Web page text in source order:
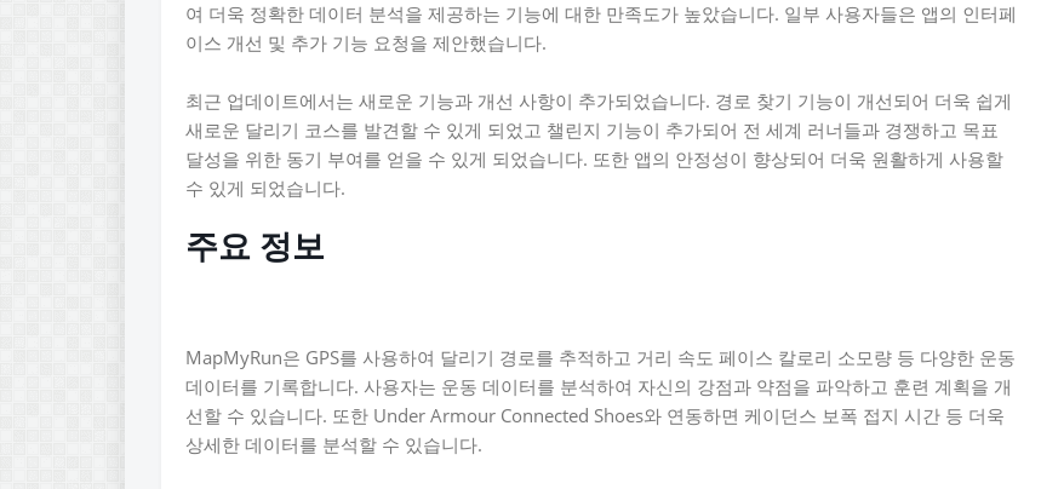
여 더욱 정확한 데이터 분석을 제공하는 기능에 대한 만족도가 높았습니다. 일부 사용자들은 앱의 인터페
이스 개선 및 추가 기능 요청을 제안했습니다.
최근 업데이트에서는 새로운 기능과 개선 사항이 추가되었습니다. 경로 찾기 기능이 개선되어 더욱 쉽게
새로운 달리기 코스를 발견할 수 있게 되었고 챌린지 기능이 추가되어 전 세계 러너들과 경쟁하고 목표
달성을 위한 동기 부여를 얻을 수 있게 되었습니다. 또한 앱의 안정성이 향상되어 더욱 원활하게 사용할
수 있게 되었습니다.
주요 정보
MapMyRun은 GPS를 사용하여 달리기 경로를 추적하고 거리 속도 페이스 칼로리 소모량 등 다양한 운동
데이터를 기록합니다. 사용자는 운동 데이터를 분석하여 자신의 강점과 약점을 파악하고 훈련 계획을 개
선할 수 있습니다. 또한 Under Armour Connected Shoes와 연동하면 케이던스 보폭 접지 시간 등 더욱
상세한 데이터를 분석할 수 있습니다.